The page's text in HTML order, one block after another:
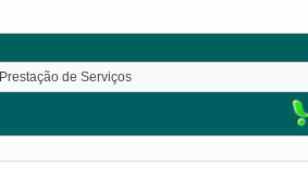
Prestação de Serviços